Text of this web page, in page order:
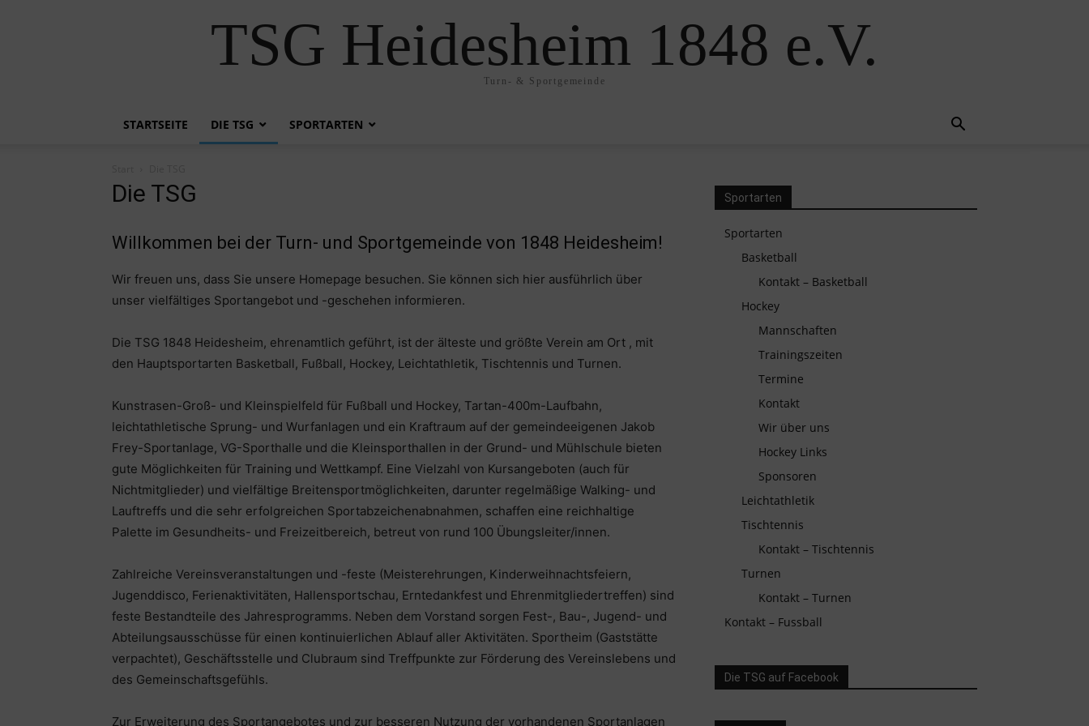
TSG Heidesheim 1848 e.V.
Turn- & Sportgemeinde
STARTSEITE DIE TSG SPORTARTEN
Die TSG
Willkommen bei der Turn- und Sportgemeinde von 1848 Heidesheim!
Wir freuen uns, dass Sie unsere Homepage besuchen. Sie können sich hier ausführlich über
unser vielfältiges Sportangebot und -geschehen informieren.
Die TSG 1848 Heidesheim, ehrenamtlich geführt, ist der älteste und größte Verein am Ort , mit
den Hauptsportarten Basketball, Fußball, Hockey, Leichtathletik, Tischtennis und Turnen.
Kunstrasen-Groß- und Kleinspielfeld für Fußball und Hockey, Tartan-400m-Laufbahn,
leichtathletische Sprung- und Wurfanlagen und ein Kraftraum auf der gemeindeeigenen Jakob
Frey-Sportanlage, VG-Sporthalle und die Kleinsporthallen in der Grund- und Mühlschule bieten
gute Möglichkeiten für Training und Wettkampf. Eine Vielzahl von Kursangeboten (auch für
Nichtmitglieder) und vielfältige Breitensportmöglichkeiten, darunter regelmäßige Walking- und
Lauftreffs und die sehr erfolgreichen Sportabzeichenabnahmen, schaffen eine reichhaltige
Palette im Gesundheits- und Freizeitbereich, betreut von rund 100 Übungsleiter/innen.
Zahlreiche Vereinsveranstaltungen und -feste (Meisterehrungen, Kinderweihnachtsfeiern,
Jugenddisco, Ferienaktivitäten, Hallensportschau, Erntedankfest und Ehrenmitgliedertreffen) sind
feste Bestandteile des Jahresprogramms. Neben dem Vorstand sorgen Fest-, Bau-, Jugend- und
Abteilungsausschüsse für einen kontinuierlichen Ablauf aller Aktivitäten. Sportheim (Gaststätte
verpachtet), Geschäftsstelle und Clubraum sind Treffpunkte zur Förderung des Vereinslebens und
des Gemeinschaftsgefühls.
Zur Erweiterung des Sportangebotes und zur besseren Nutzung der vorhandenen Sportanlagen
Sportarten
Sportarten
Basketball
Kontakt – Basketball
Hockey
Mannschaften
Trainingszeiten
Termine
Kontakt
Wir über uns
Hockey Links
Sponsoren
Leichtathletik
Tischtennis
Kontakt – Tischtennis
Turnen
Kontakt – Turnen
Kontakt – Fussball
Die TSG auf Facebook